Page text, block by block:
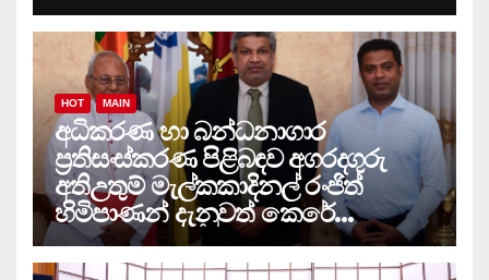
HOT MAIN
අධිකරණ හා බන්ධනාගාර
ප්‍රතිසංස්කරණ පිළිබඳව අගරදගුරු
අතිඋතුම් මැල්කකාදිනල් රංජිත්
හිමිපාණන් දැනුවත් කෙරේ…